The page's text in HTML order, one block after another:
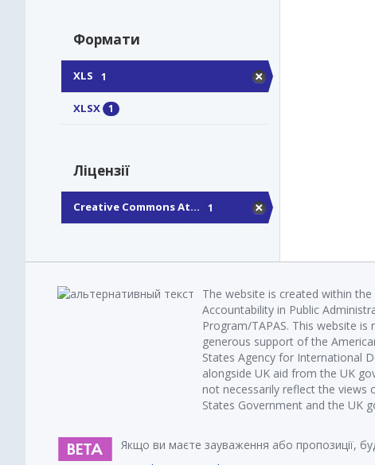
Формати
XLS 1
XLSX 1
Ліцензії
Creative Commons At... 1
The website is created within
Accountability in Public
Program/TAPAS. This website is
generous support of the
States Agency for International
alongside UK aid from the UK
not necessarily reflect the views
States Government and the UK
Якщо ви маєте зауваження або пропозиції,